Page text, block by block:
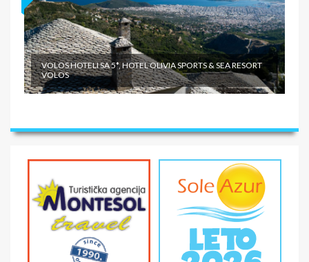
VOLOS HOTELI SA 5*, HOTEL OLIVIA SPORTS & SEA RESORT
VOLOS